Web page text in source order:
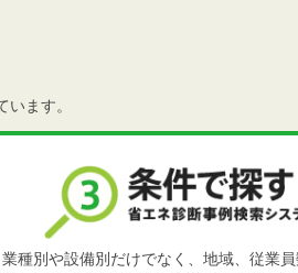
ます。
業種別や設備別だけでなく、地域、従業